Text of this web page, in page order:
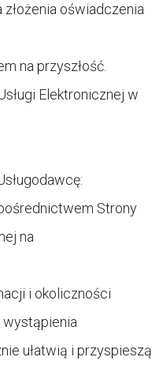
oświadczenia
na przyszłość.
Elektronicznej w
Strony
na
i okoliczności
ułatwią i przyspieszą